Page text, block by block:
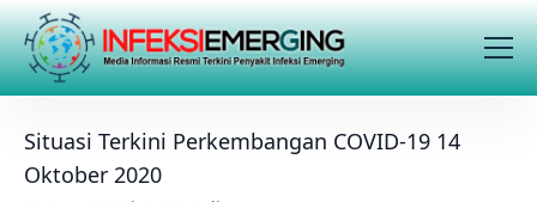
Situasi Terkini Perkembangan COVID-19 14
Oktober 2020